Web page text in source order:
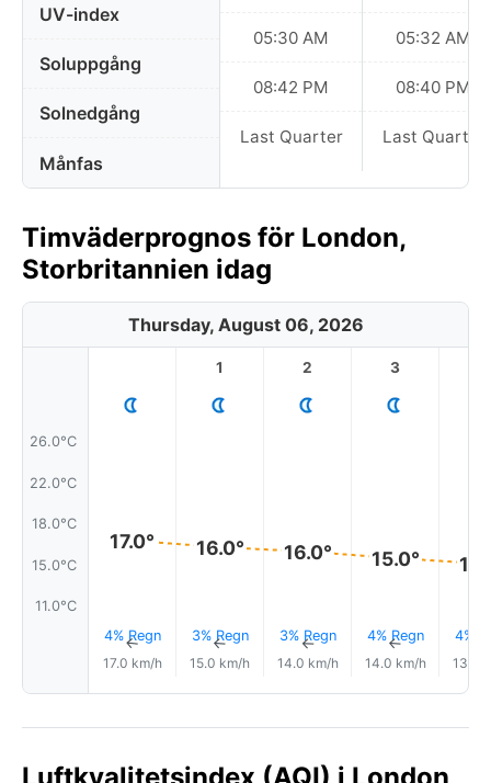
UV-index
Soluppgång
Solnedgång
Månfas
05:30 AM
08:42 PM
Last Quarter
05:32 AM
08:40 PM
Last Quarter
Timväderprognos för London,
Storbritannien idag
Thursday, August 06, 2026
26.0°C
22.0°C
18.0°C
15.0°C
11.0°C
17.0°
4% Regn
↑
17.0 km/h
1
16.0°
3% Regn
↑
15.0 km/h
2
16.0°
3% Regn
↑
14.0 km/h
3
15.0°
4% Regn
↑
14.0 km/h
4%
13.0